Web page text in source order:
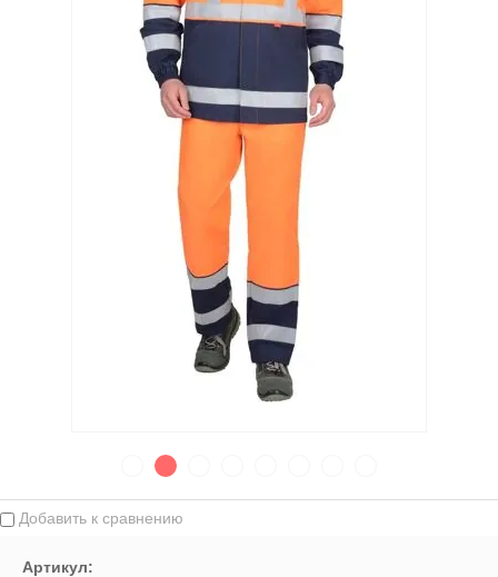
Добавить к сравнению
Артикул:
Результатов на странице: